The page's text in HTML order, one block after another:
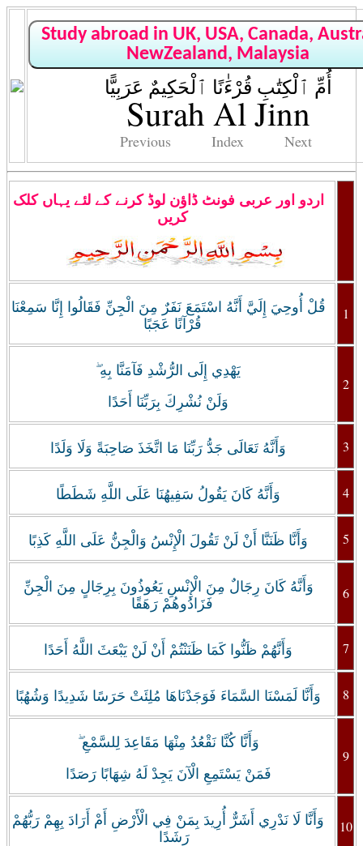
Study abroad in UK, USA, Canada,
NewZealand, Malaysia
أُمِّ ٱلْكِتَٰبِ قُرْءَٰنًا ٱلْحَكِيمٌ عَرَبِيًّا
Surah Al Jinn
Previous Index Next
اردو اور عربی فونٹ ڈاؤن لوڈ کرنے کے لئے یہاں کلک
کریں
قُلْ أُوحِيَ إِلَيَّ أَنَّهُ اسْتَمَعَ نَفَرٌ مِنَ الْجِنِّ فَقَالُوا إِنَّا سَمِعْنَا
قُرْآنًا عَجَبًا
1
يَهْدِي إِلَى الرُّشْدِ فَآمَنَّا بِهِ ۖ
وَلَنْ نُشْرِكَ بِرَبِّنَا أَحَدًا
2
وَأَنَّهُ تَعَالَى جَدُّ رَبِّنَا مَا اتَّخَذَ صَاحِبَةً وَلَا وَلَدًا 3
وَأَنَّهُ كَانَ يَقُولُ سَفِيهُنَا عَلَى اللَّهِ شَطَطًا 4
وَأَنَّا ظَنَنَّا أَنْ لَنْ تَقُولَ الْإِنْسُ وَالْجِنُّ عَلَى اللَّهِ كَذِبًا 5
وَأَنَّهُ كَانَ رِجَالٌ مِنَ الْإِنْسِ يَعُوذُونَ بِرِجَالٍ مِنَ الْجِنِّ
فَزَادُوهُمْ رَهَقًا
6
وَأَنَّهُمْ ظَنُّوا كَمَا ظَنَنْتُمْ أَنْ لَنْ يَبْعَثَ اللَّهُ أَحَدًا 7
وَأَنَّا لَمَسْنَا السَّمَاءَ فَوَجَدْنَاهَا مُلِئَتْ حَرَسًا شَدِيدًا وَشُهُبًا 8
وَأَنَّا كُنَّا نَقْعُدُ مِنْهَا مَقَاعِدَ لِلسَّمْعِ ۖ
فَمَنْ يَسْتَمِعِ الْآنَ يَجِدْ لَهُ شِهَابًا رَصَدًا
9
وَأَنَّا لَا نَدْرِي أَشَرٌّ أُرِيدَ بِمَنْ فِي الْأَرْضِ أَمْ أَرَادَ بِهِمْ رَبُّهُمْ
رَشَدًا
10